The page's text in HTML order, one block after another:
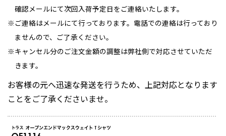
確認メールにて次回入荷予定日をご連絡いたします。
ご連絡はメールにて行っております。電話での連絡は行っており
ませんので、ご了承ください。
キャンセル分のご注文金額の調整は弊社側で対応させていただ
きます。
お客様の元へ迅速な発送を行うため、上記対応となります
ことをご了承くださいませ。